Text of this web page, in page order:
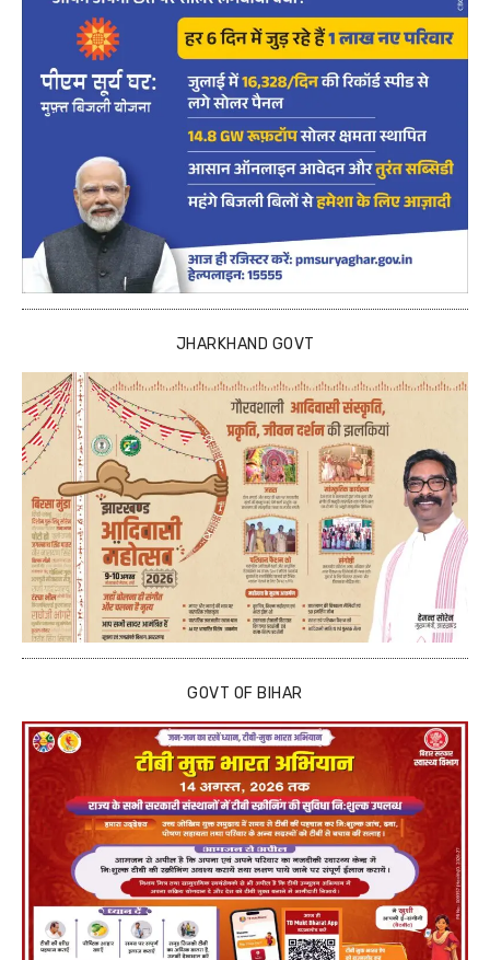
JHARKHAND GOVT
GOVT OF BIHAR